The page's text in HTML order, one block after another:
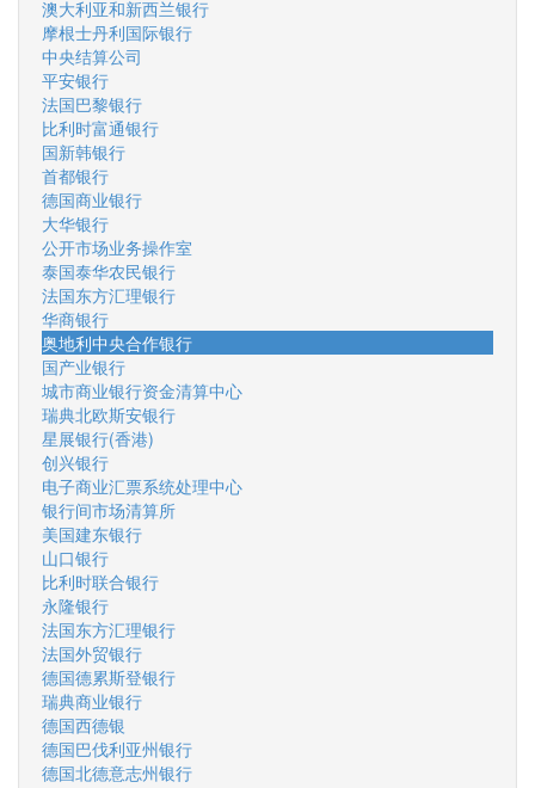
澳大利亚和新西兰银行
摩根士丹利国际银行
中央结算公司
平安银行
法国巴黎银行
比利时富通银行
国新韩银行
首都银行
德国商业银行
大华银行
公开市场业务操作室
泰国泰华农民银行
法国东方汇理银行
华商银行
奥地利中央合作银行
国产业银行
城市商业银行资金清算中心
瑞典北欧斯安银行
星展银行(香港)
创兴银行
电子商业汇票系统处理中心
银行间市场清算所
美国建东银行
山口银行
比利时联合银行
永隆银行
法国东方汇理银行
法国外贸银行
德国德累斯登银行
瑞典商业银行
德国西德银
德国巴伐利亚州银行
德国北德意志州银行